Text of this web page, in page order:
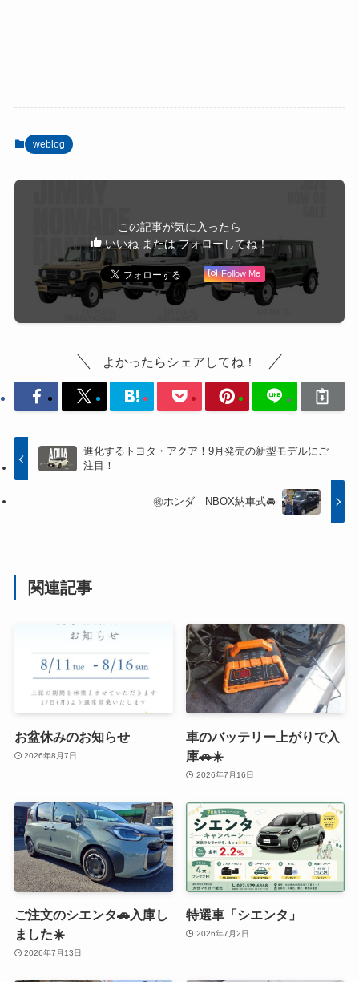
weblog
この記事が気に入ったら
いいね または フォローしてね！
Follow Me
よかったらシェアしてね！
進化するトヨタ・アクア！9月発売の新型モデルにご
注目！
㊗️ホンダ NBOX納車式🚘
関連記事
お盆休みのお知らせ
2026年8月7日
車のバッテリー上がりで入
庫🚗☀️
2026年7月16日
ご注文のシエンタ🚗入庫し
ました☀️
2026年7月13日
特選車「シエンタ」
2026年7月2日